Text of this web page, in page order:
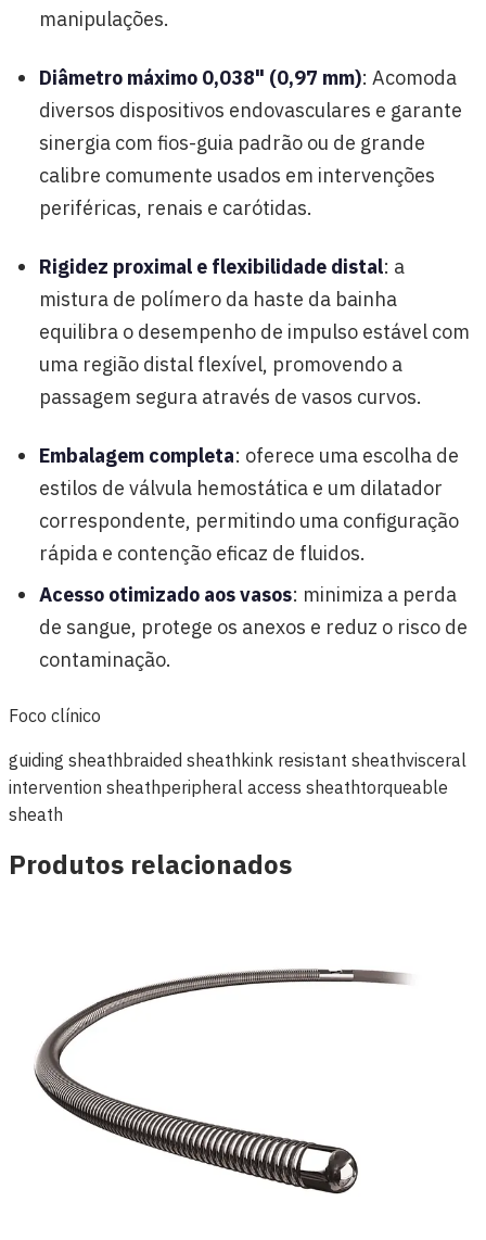
manipulações.
Diâmetro máximo 0,038" (0,97 mm): Acomoda
diversos dispositivos endovasculares e garante
sinergia com fios-guia padrão ou de grande
calibre comumente usados em intervenções
periféricas, renais e carótidas.
Rigidez proximal e flexibilidade distal: a
mistura de polímero da haste da bainha
equilibra o desempenho de impulso estável com
uma região distal flexível, promovendo a
passagem segura através de vasos curvos.
Embalagem completa: oferece uma escolha de
estilos de válvula hemostática e um dilatador
correspondente, permitindo uma configuração
rápida e contenção eficaz de fluidos.
Acesso otimizado aos vasos: minimiza a perda
de sangue, protege os anexos e reduz o risco de
contaminação.
Foco clínico
guiding sheathbraided sheathkink resistant sheathvisceral
intervention sheathperipheral access sheathtorqueable
sheath
Produtos relacionados